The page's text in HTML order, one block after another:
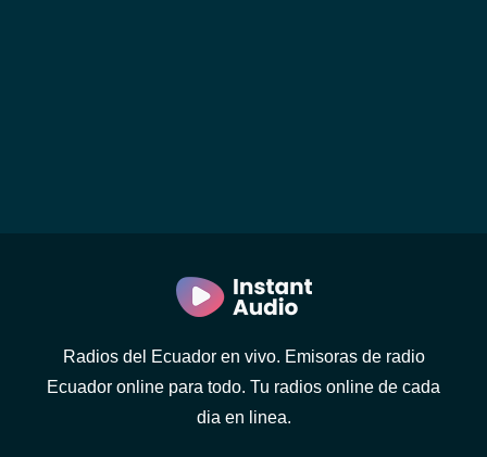
Radios del Ecuador en vivo. Emisoras de radio
Ecuador online para todo. Tu radios online de cada
dia en linea.